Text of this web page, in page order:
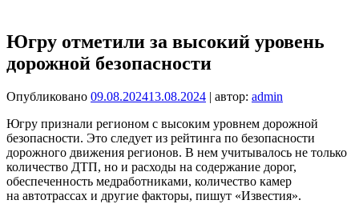
Югру отметили за высокий уровень
дорожной безопасности
Опубликовано 09.08.202413.08.2024 | автор: admin
Югру признали регионом с высоким уровнем дорожной
безопасности. Это следует из рейтинга по безопасности
дорожного движения регионов. В нем учитывалось не только
количество ДТП, но и расходы на содержание дорог,
обеспеченность медработниками, количество камер
на автотрассах и другие факторы, пишут «Известия».